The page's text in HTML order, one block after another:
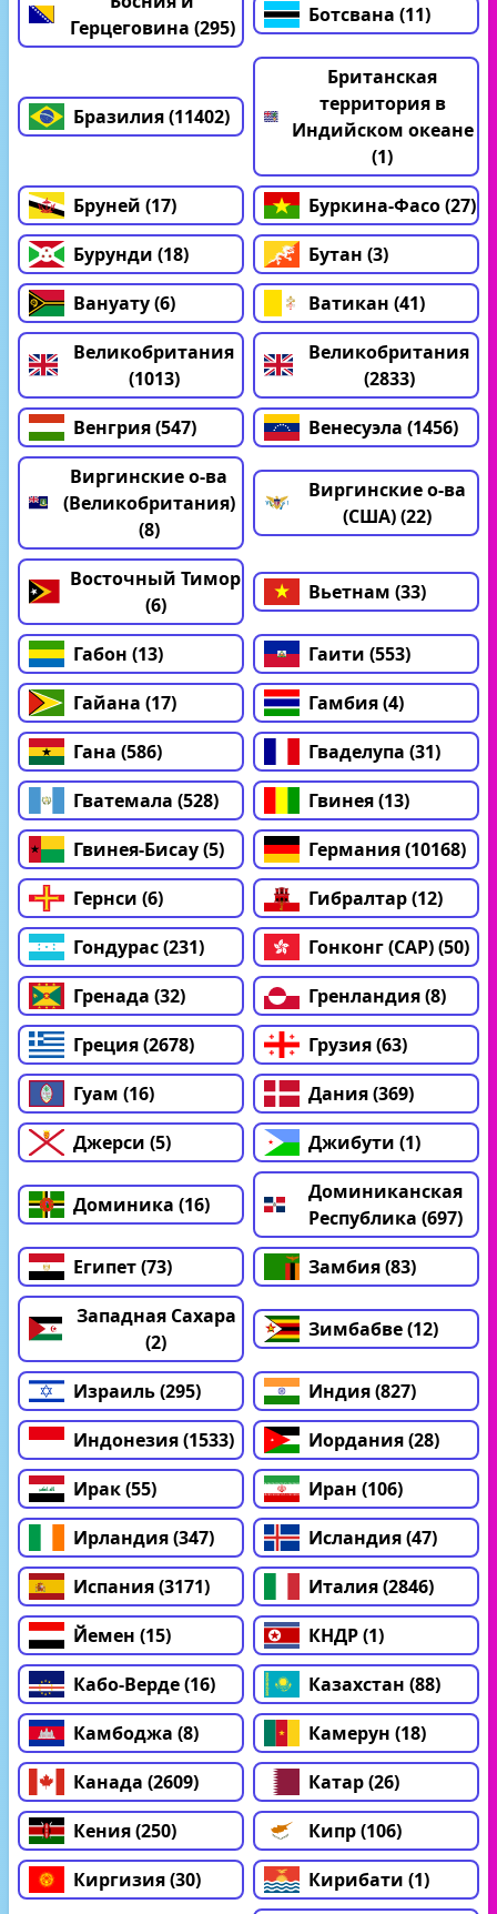
Герцеговина (295)
Ботсвана (11)
Бразилия (11402)
Британская
территория в
Индийском океане
(1)
Бруней (17)
Буркина-Фасо (27)
Бурунди (18)
Бутан (3)
Вануату (6)
Ватикан (41)
Великобритания
(1013)
Великобритания
(2833)
Венгрия (547)
Венесуэла (1456)
Виргинские о-ва
(Великобритания)
(8)
Виргинские о-ва
(США) (22)
Восточный Тимор
(6)
Вьетнам (33)
Габон (13)
Гаити (553)
Гайана (17)
Гамбия (4)
Гана (586)
Гваделупа (31)
Гватемала (528)
Гвинея (13)
Гвинея-Бисау (5)
Германия (10168)
Гернси (6)
Гибралтар (12)
Гондурас (231)
Гонконг (САР) (50)
Гренада (32)
Гренландия (8)
Греция (2678)
Грузия (63)
Гуам (16)
Дания (369)
Джерси (5)
Джибути (1)
Доминика (16)
Доминиканская
Республика (697)
Египет (73)
Замбия (83)
Западная Сахара
(2)
Зимбабве (12)
Израиль (295)
Индия (827)
Индонезия (1533)
Иордания (28)
Ирак (55)
Иран (106)
Ирландия (347)
Исландия (47)
Испания (3171)
Италия (2846)
Йемен (15)
КНДР (1)
Кабо-Верде (16)
Казахстан (88)
Камбоджа (8)
Камерун (18)
Канада (2609)
Катар (26)
Кения (250)
Кипр (106)
Киргизия (30)
Кирибати (1)